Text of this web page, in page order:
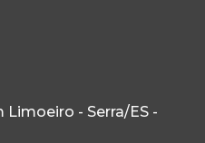
- Serra/ES -